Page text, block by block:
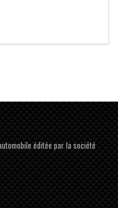
éditée par la société